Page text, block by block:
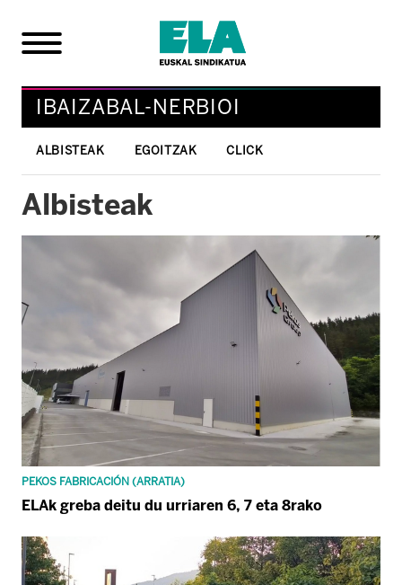
IBAIZABAL-NERBIOI
ALBISTEAK EGOITZAK CLICK
Albisteak
PEKOS FABRICACIÓN (ARRATIA)
ELAk greba deitu du urriaren 6, 7 eta 8rako